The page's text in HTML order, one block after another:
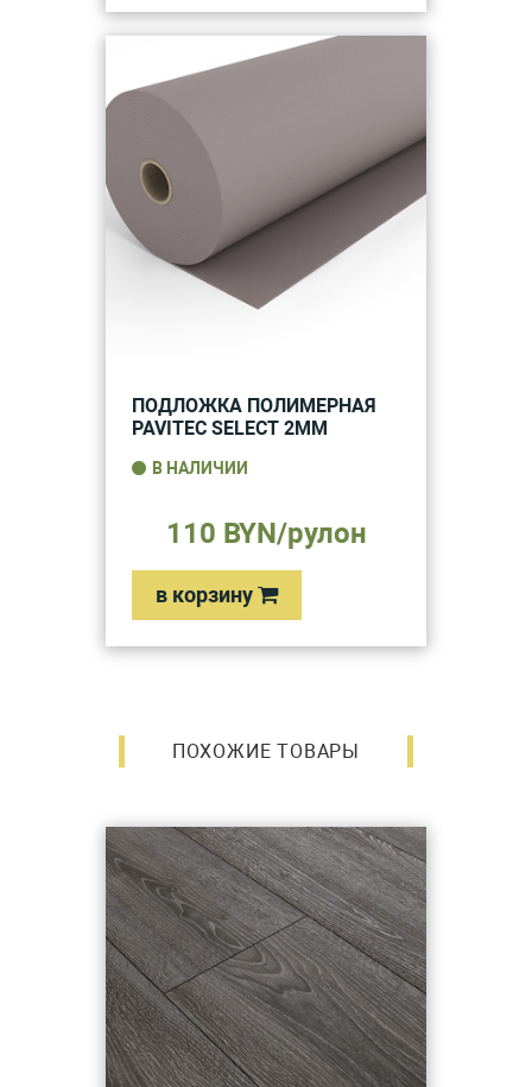
ПОДЛОЖКА ПОЛИМЕРНАЯ
PAVITEC SELECT 2ММ
В НАЛИЧИИ
110 BYN/рулон
в корзину
ПОХОЖИЕ ТОВАРЫ